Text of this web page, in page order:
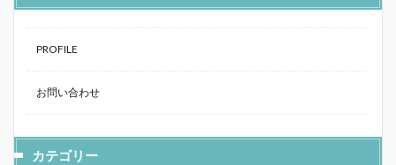
PROFILE
お問い合わせ
カテゴリー